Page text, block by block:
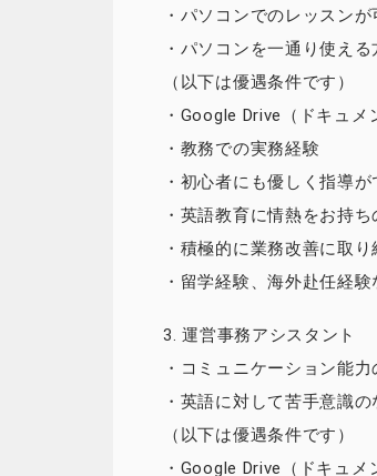
・パソコンでのレッスン
・パソコンを一通り使える
（以下は優遇条件です）
・Google Drive（ドキュ
・教務での実務経験
・初心者にも優しく指導
・英語教育に情熱をお持ち
・積極的に業務改善に取
・留学経験、海外赴任経験
3. 運営事務アシスタント
・コミュニケーション能
・英語に対して苦手意識の
（以下は優遇条件です）
・Google Drive（ドキュ